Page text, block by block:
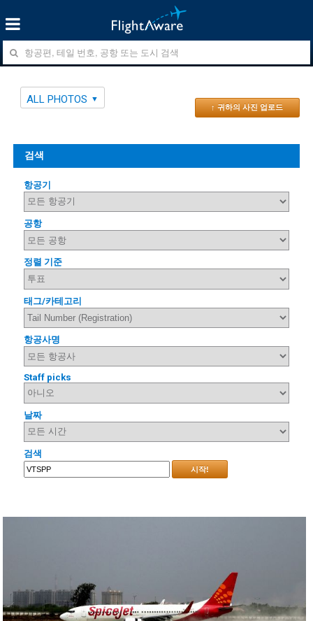
ALL PHOTOS
↑ 귀하의 사진 업로드
검색
항공기
공항
정렬 기준
태그/카테고리
항공사명
Staff picks
날짜
검색
시작!